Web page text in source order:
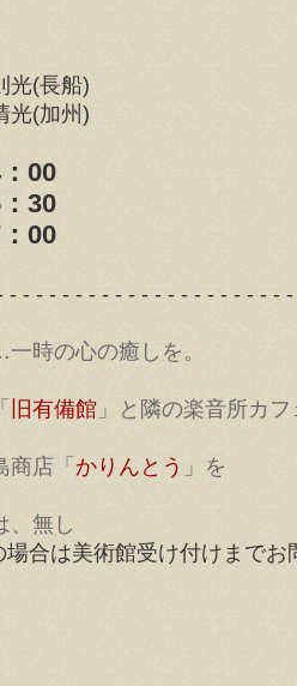
(長船)
(加州)
00
30
00
- - - - - - - - - - - - - - - - - - - - -
時の心の癒しを。
旧有備館 」と隣の楽音所カフ
商店「 かりんとう 」を
、無し
合は美術館受け付けまでお